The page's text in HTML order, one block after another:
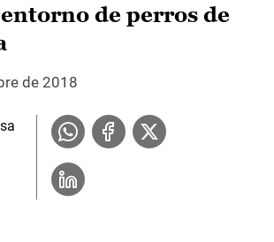
entorno de perros de
de 2018